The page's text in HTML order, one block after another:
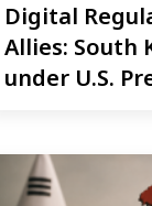
Digital
Allies: South
under U.S.